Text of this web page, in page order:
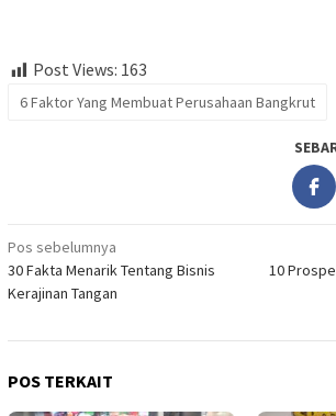
Post Views: 163
6 Faktor Yang Membuat Perusahaan Bangkrut
Navigasi
pos
Pos sebelumnya
30 Fakta Menarik Tentang Bisnis
Kerajinan Tangan
10
POS TERKAIT